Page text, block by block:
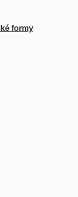
formy